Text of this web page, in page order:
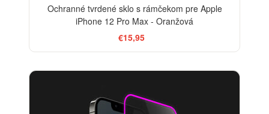
Ochranné tvrdené sklo s rámčekom pre Apple
iPhone 12 Pro Max - Oranžová
€15,95